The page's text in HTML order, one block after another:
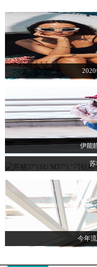
伊能
苏
今年